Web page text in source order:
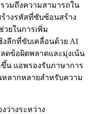
วมถึงความสามารถใน
างรหัสที่ซับซ้อนสร้าง
ยในการเพิ่ม
ลึกที่ขับเคลื่อนด้วย AI
ดข้อผิดพลาดและมุ่งเน้น
น แอพรองรับภาษาการ
ลากหลายสำหรับความ
ว่างระหว่าง